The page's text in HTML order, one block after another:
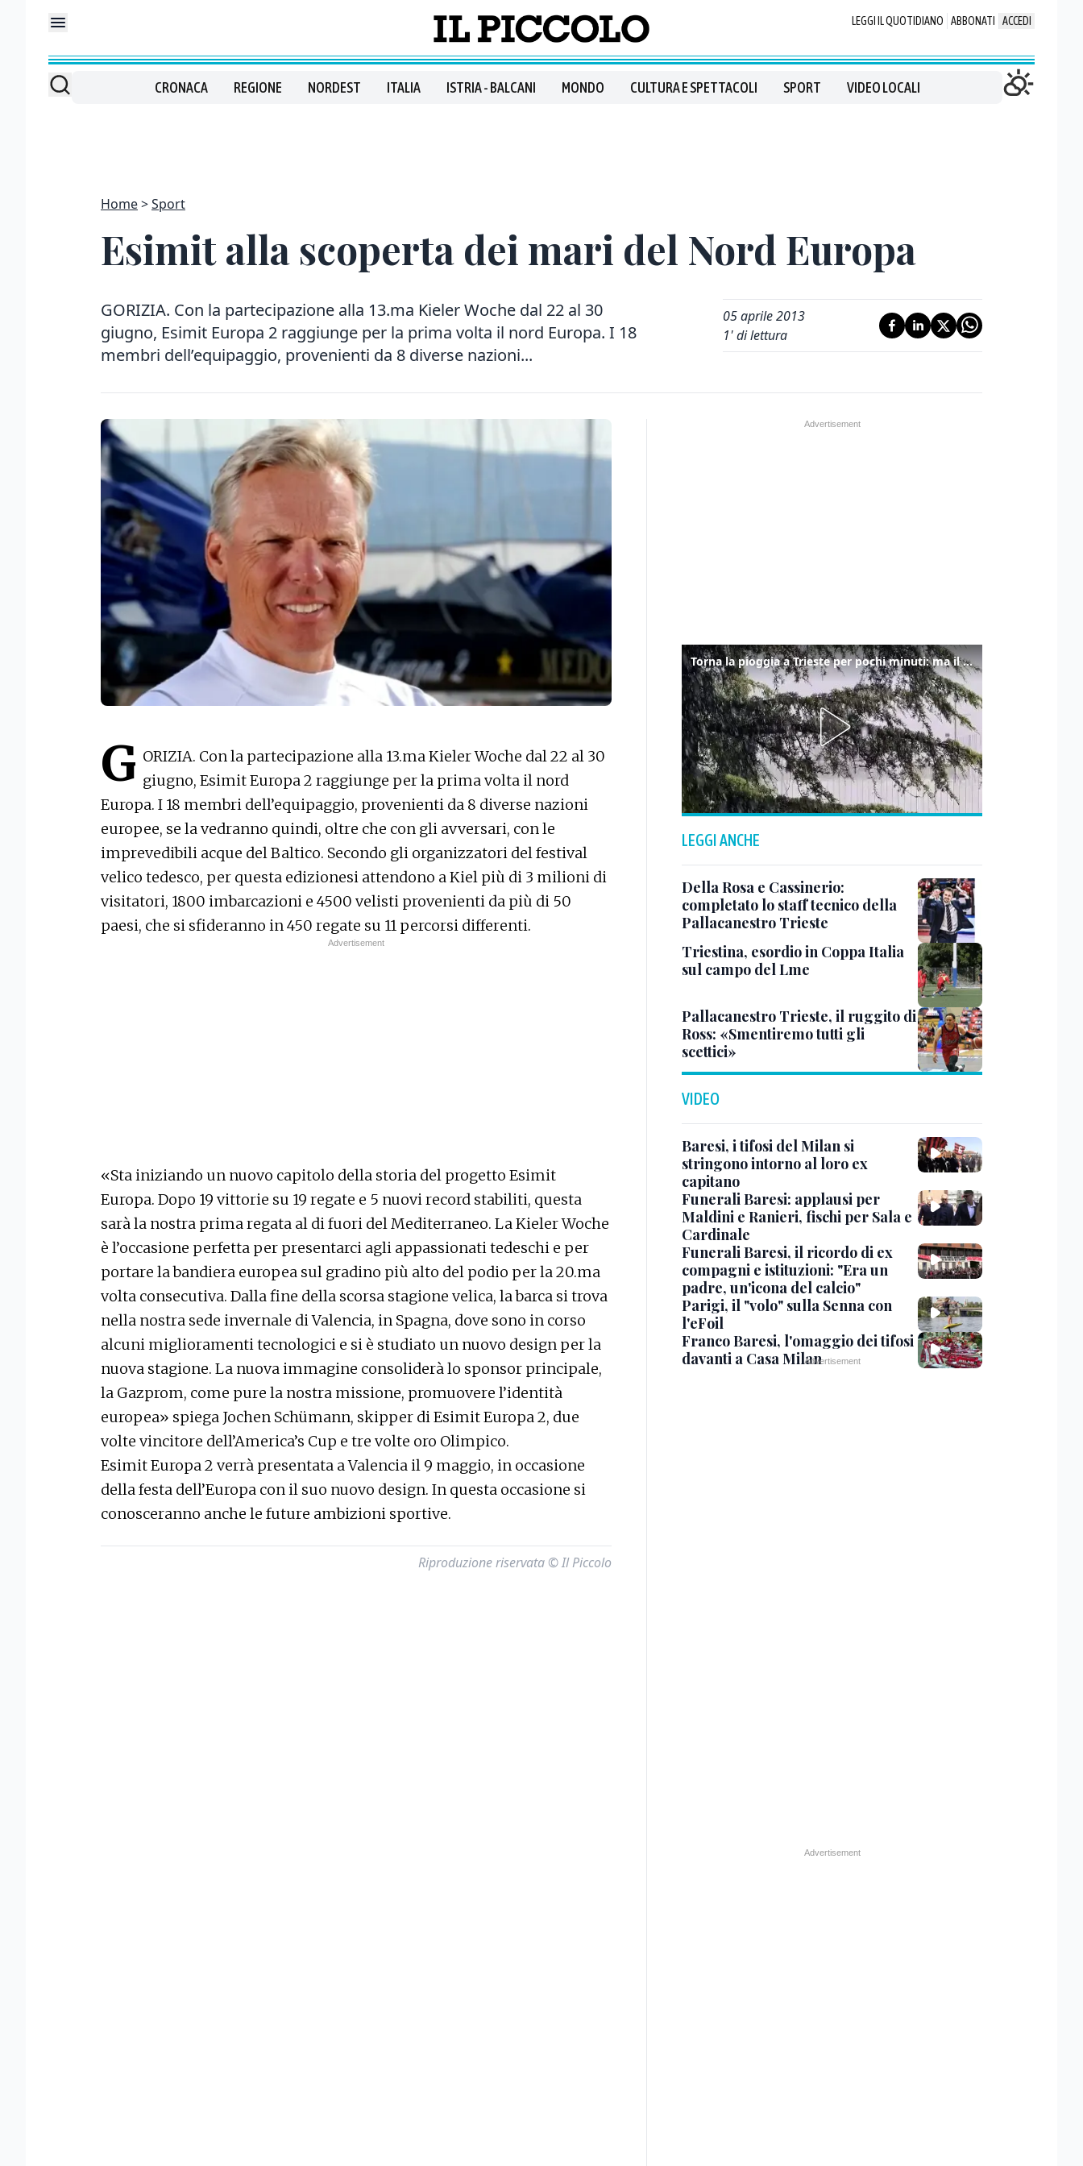
LEGGI IL QUOTIDIANO ABBONATI ACCEDI
CRONACA REGIONE NORDEST ITALIA ISTRIA - BALCANI MONDO CULTURA E SPETTACOLI SPORT VIDEO LOCALI
Home Sport
Esimit alla scoperta dei mari del Nord Europa
GORIZIA. Con la partecipazione alla 13.ma Kieler Woche dal 22 al 30
giugno, Esimit Europa 2 raggiunge per la prima volta il nord Europa. I 18
membri dell’equipaggio, provenienti da 8 diverse nazioni...
05 aprile 2013
1' di lettura
G ORIZIA. Con la partecipazione alla 13.ma Kieler Woche dal 22 al 30
giugno, Esimit Europa 2 raggiunge per la prima volta il nord
Europa. I 18 membri dell’equipaggio, provenienti da 8 diverse nazioni
europee, se la vedranno quindi, oltre che con gli avversari, con le
imprevedibili acque del Baltico. Secondo gli organizzatori del festival
velico tedesco, per questa edizionesi attendono a Kiel più di 3 milioni di
visitatori, 1800 imbarcazioni e 4500 velisti provenienti da più di 50
paesi, che si sfideranno in 450 regate su 11 percorsi differenti.
«Sta iniziando un nuovo capitolo della storia del progetto Esimit
Europa. Dopo 19 vittorie su 19 regate e 5 nuovi record stabiliti, questa
sarà la nostra prima regata al di fuori del Mediterraneo. La Kieler Woche
è l’occasione perfetta per presentarci agli appassionati tedeschi e per
portare la bandiera europea sul gradino più alto del podio per la 20.ma
volta consecutiva. Dalla fine della scorsa stagione velica, la barca si trova
nella nostra sede invernale di Valencia, in Spagna, dove sono in corso
alcuni miglioramenti tecnologici e si è studiato un nuovo design per la
nuova stagione. La nuova immagine consoliderà lo sponsor principale,
la Gazprom, come pure la nostra missione, promuovere l’identità
europea» spiega Jochen Schümann, skipper di Esimit Europa 2, due
volte vincitore dell’America’s Cup e tre volte oro Olimpico.
Esimit Europa 2 verrà presentata a Valencia il 9 maggio, in occasione
della festa dell’Europa con il suo nuovo design. In questa occasione si
conosceranno anche le future ambizioni sportive.
Riproduzione riservata © Il Piccolo
Torna la pioggia a Trieste per pochi minuti: ma il caldo non molla
LEGGI ANCHE
Della Rosa e Cassinerio:
completato lo staff tecnico della
Pallacanestro Trieste
Triestina, esordio in Coppa Italia
sul campo del Lme
Pallacanestro Trieste, il ruggito di
Ross: «Smentiremo tutti gli
scettici»
VIDEO
Baresi, i tifosi del Milan si
stringono intorno al loro ex
capitano
Funerali Baresi: applausi per
Maldini e Ranieri, fischi per Sala e
Cardinale
Funerali Baresi, il ricordo di ex
compagni e istituzioni: "Era un
padre, un'icona del calcio"
Parigi, il "volo" sulla Senna con
l'eFoil
Franco Baresi, l'omaggio dei tifosi
davanti a Casa Milan